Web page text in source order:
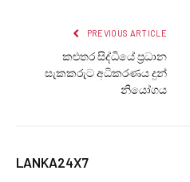
PREVIOUS ARTICLE
කළුතර සිද්ධියේ ප්‍රධාන
සැකකරුට අධිකරණය දුන්
නියෝගය
LANKA24X7